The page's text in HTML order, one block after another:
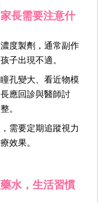
長需要注意什
度製劑，通常副作
子出現不適。
孔變大、看近物模
應回診與醫師討
。
需要定期追蹤視力
效果。
水，生活習慣